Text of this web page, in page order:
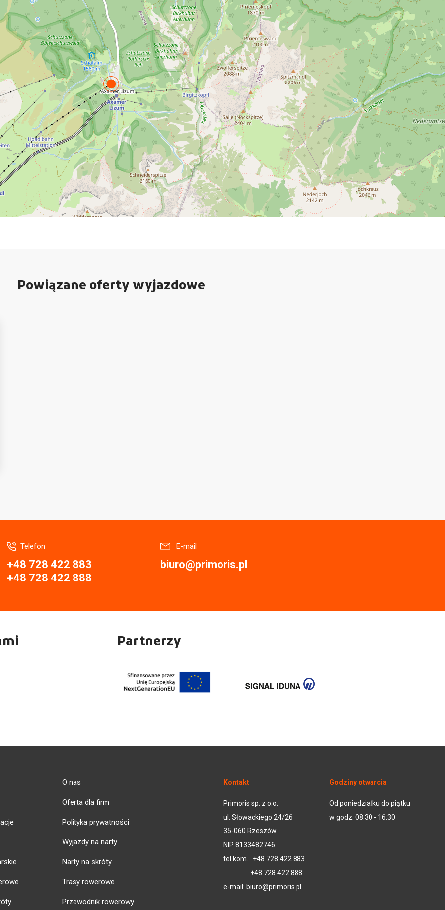
Powiązane oferty wyjazdowe
Telefon
+48 728 422 883
+48 728 422 888
E-mail
biuro@primoris.pl
Partnerzy
O nas
Oferta dla firm
Polityka prywatności
Wyjazdy na narty
Narty na skróty
Trasy rowerowe
Przewodnik rowerowy
Kontakt
Primoris sp. z o.o.
ul. Słowackiego 24/26
35-060 Rzeszów
NIP 8133482746
tel kom. +48 728 422 883
+48 728 422 888
e-mail: biuro@primoris.pl
Godziny otwarcia
Od poniedziałku do piątku
w godz. 08:30 - 16:30